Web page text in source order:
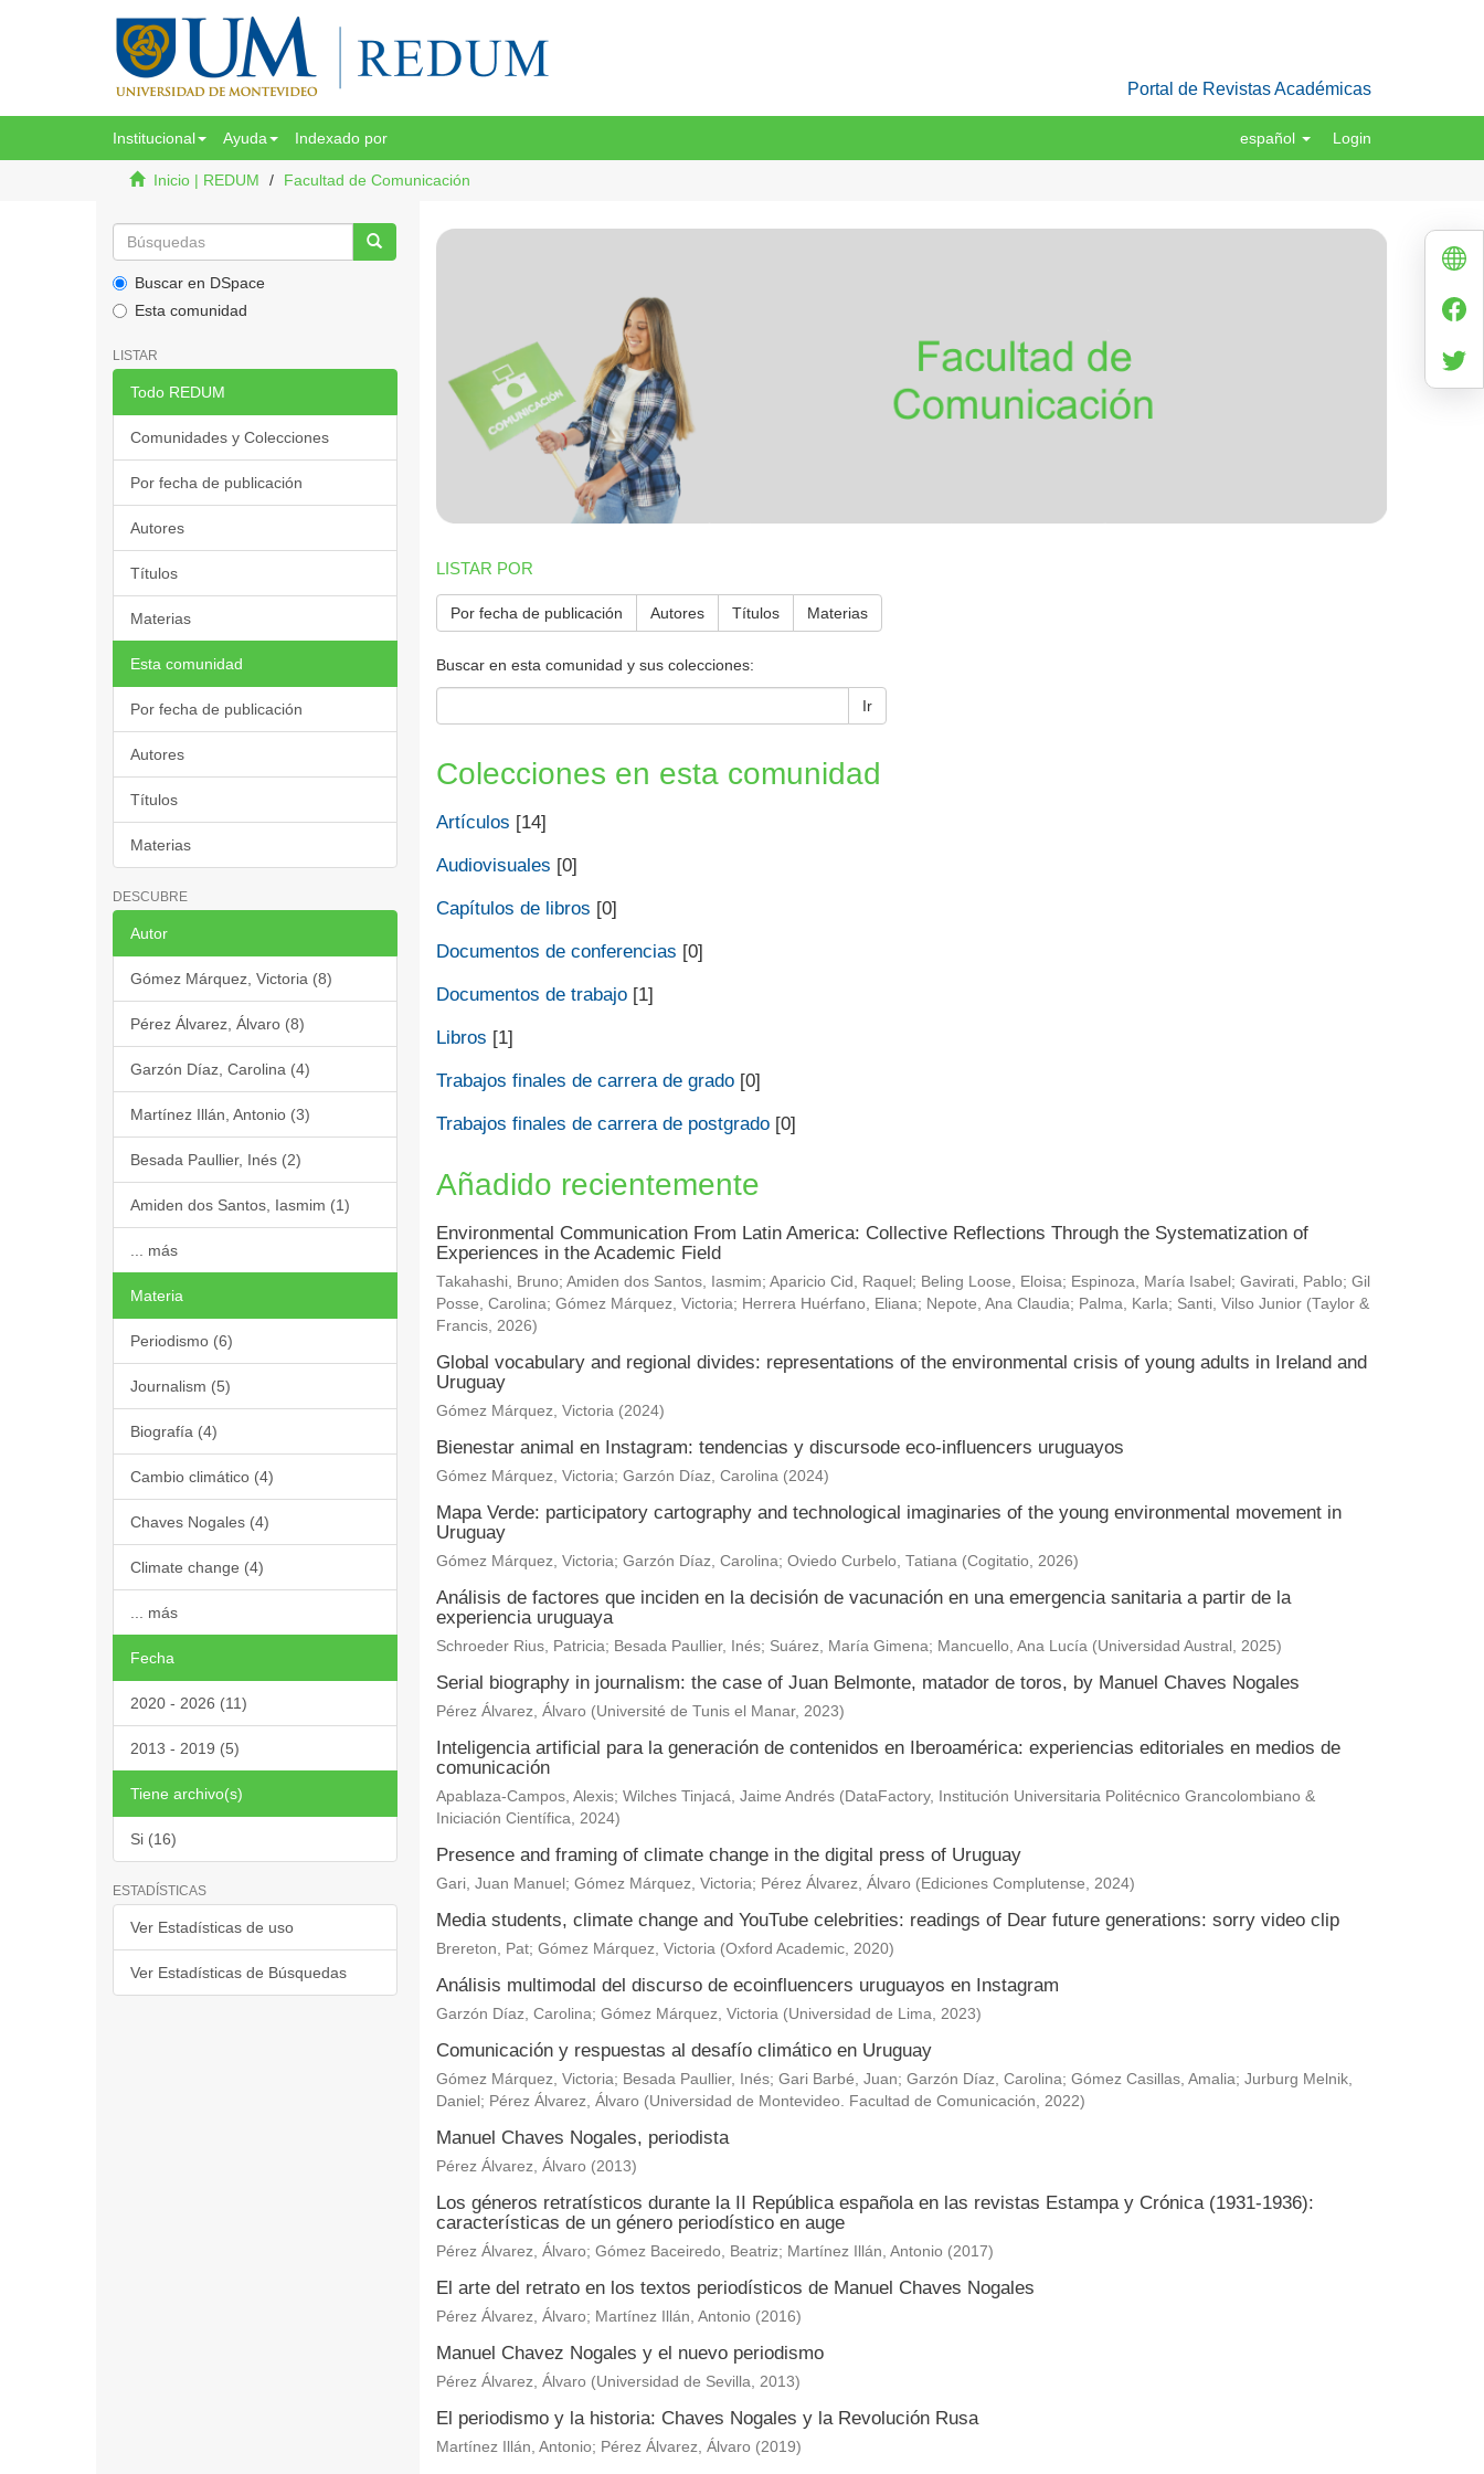
Portal de Revistas Académicas
Institucional Ayuda Indexado por español Login
Inicio | REDUM Facultad de Comunicación
Buscar en DSpace
Esta comunidad
LISTAR
Todo REDUM
Comunidades y Colecciones
Por fecha de publicación
Autores
Títulos
Materias
Esta comunidad
Por fecha de publicación
Autores
Títulos
Materias
DESCUBRE
Autor
Gómez Márquez, Victoria (8)
Pérez Álvarez, Álvaro (8)
Garzón Díaz, Carolina (4)
Martínez Illán, Antonio (3)
Besada Paullier, Inés (2)
Amiden dos Santos, Iasmim (1)
... más
Materia
Periodismo (6)
Journalism (5)
Biografía (4)
Cambio climático (4)
Chaves Nogales (4)
Climate change (4)
... más
Fecha
2020 - 2026 (11)
2013 - 2019 (5)
Tiene archivo(s)
Si (16)
ESTADÍSTICAS
Ver Estadísticas de uso
Ver Estadísticas de Búsquedas
LISTAR POR
Por fecha de publicación Autores Títulos Materias
Buscar en esta comunidad y sus colecciones:
Ir
Colecciones en esta comunidad
Artículos [14]
Audiovisuales [0]
Capítulos de libros [0]
Documentos de conferencias [0]
Documentos de trabajo[1]
Libros [1]
Trabajos finales de carrera de grado[0]
Trabajos finales de carrera de postgrado[0]
Añadido recientemente
Environmental Communication From Latin America: Collective Reflections Through the Systematization of
Experiences in the Academic Field
Takahashi, Bruno; Amiden dos Santos, Iasmim; Aparicio Cid, Raquel ; Beling Loose, Eloisa; Espinoza, María Isabel ; Gavirati, Pablo; Gil
Posse, Carolina; Gómez Márquez, Victoria; Herrera Huérfano, Eliana; Nepote, Ana Claudia; Palma, Karla; Santi, Vilso Junior (Taylor &
Francis, 2026)
Global vocabulary and regional divides: representations of the environmental crisis of young adults in Ireland and
Uruguay
Gómez Márquez, Victoria (2024)
Bienestar animal en Instagram: tendencias y discursode eco-influencers uruguayos
Gómez Márquez, Victoria; Garzón Díaz, Carolina (2024)
Mapa Verde: participatory cartography and technological imaginaries of the young environmental movement in
Uruguay
Gómez Márquez, Victoria; Garzón Díaz, Carolina; Oviedo Curbelo, Tatiana (Cogitatio, 2026)
Análisis de factores que inciden en la decisión de vacunación en una emergencia sanitaria a partir de la
experiencia uruguaya
Schroeder Rius, Patricia; Besada Paullier, Inés; Suárez, María Gimena; Mancuello, Ana Lucía (Universidad Austral , 2025)
Serial biography in journalism: the case of Juan Belmonte, matador de toros, by Manuel Chaves Nogales
Pérez Álvarez, Álvaro (Université de Tunis el Manar, 2023)
Inteligencia artificial para la generación de contenidos en Iberoamérica: experiencias editoriales en medios de
comunicación
Apablaza-Campos, Alexis; Wilches Tinjacá, Jaime Andrés (DataFactory, Institución Universitaria Politécnico Grancolombiano &
Iniciación Científica, 2024)
Presence and framing of climate change in the digital press of Uruguay
Gari, Juan Manuel ; Gómez Márquez, Victoria; Pérez Álvarez, Álvaro (Ediciones Complutense, 2024)
Media students, climate change and YouTube celebrities: readings of Dear future generations: sorry video clip
Brereton, Pat; Gómez Márquez, Victoria (Oxford Academic, 2020)
Análisis multimodal del discurso de ecoinfluencers uruguayos en Instagram
Garzón Díaz, Carolina; Gómez Márquez, Victoria (Universidad de Lima, 2023)
Comunicación y respuestas al desafío climático en Uruguay
Gómez Márquez, Victoria; Besada Paullier, Inés; Gari Barbé, Juan; Garzón Díaz, Carolina; Gómez Casillas, Amalia; Jurburg Melnik,
Daniel ; Pérez Álvarez, Álvaro (Universidad de Montevideo. Facultad de Comunicación, 2022)
Manuel Chaves Nogales, periodista
Pérez Álvarez, Álvaro (2013)
Los géneros retratísticos durante la II República española en las revistas Estampa y Crónica (1931-1936):
características de un género periodístico en auge
Pérez Álvarez, Álvaro; Gómez Baceiredo, Beatriz; Martínez Illán, Antonio (2017)
El arte del retrato en los textos periodísticos de Manuel Chaves Nogales
Pérez Álvarez, Álvaro; Martínez Illán, Antonio (2016)
Manuel Chavez Nogales y el nuevo periodismo
Pérez Álvarez, Álvaro (Universidad de Sevilla, 2013)
El periodismo y la historia: Chaves Nogales y la Revolución Rusa
Martínez Illán, Antonio; Pérez Álvarez, Álvaro (2019)